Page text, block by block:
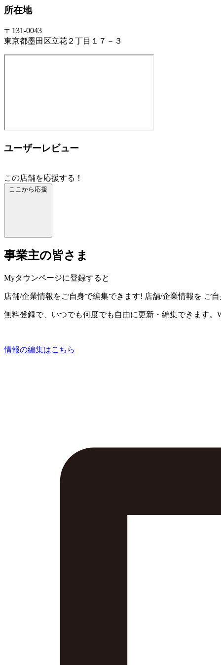
所在地
〒131-0043
東京都墨田区立花２丁目１７－３
ユーザーレビュー
この店舗を応援する！
ここから応援
事業主の皆さま
Myタウンページに登録すると
店舗/企業情報をご自身で編集できます! 店舗/企業情報を ご
無料登録で、いつでも何度でも自由に更新・編集できます。
情報の編集はこちら